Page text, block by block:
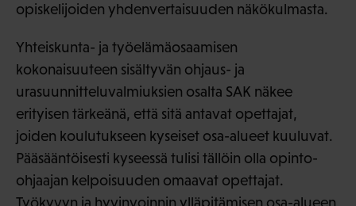
opiskelijoiden yhdenvertaisuuden näkökulmasta.
Yhteiskunta- ja työelämäosaamisen
kokonaisuuteen sisältyvän ohjaus- ja
urasuunnitteluvalmiuksien osalta SAK näkee
erityisen tärkeänä, että sitä antavat opettajat,
joiden koulutukseen kyseiset osa-alueet kuuluvat.
Pääsääntöisesti kyseessä tulisi tällöin olla opinto-
ohjaajan kelpoisuuden omaavat opettajat.
Työkyvyn ja hyvinvoinnin ylläpitämisen osa-alueen